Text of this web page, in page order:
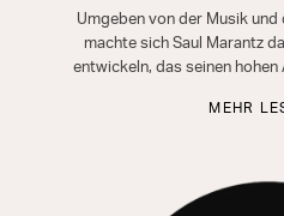
Umgeben von der Musik
machte sich Saul Marantz
entwickeln, das seinen
MEHR